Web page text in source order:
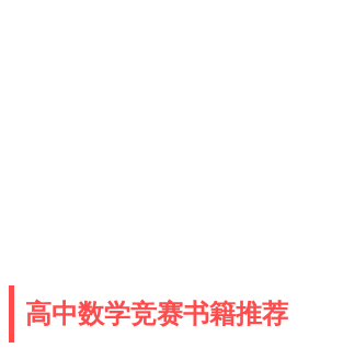
高中数学竞赛书籍推荐